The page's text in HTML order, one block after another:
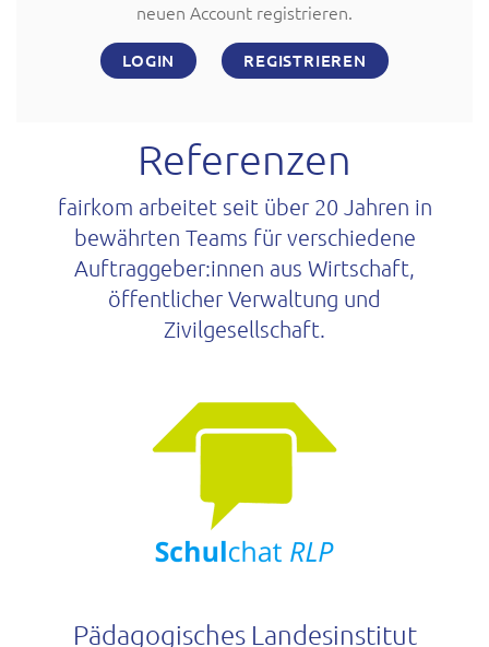
neuen Account registrieren.
LOGIN REGISTRIEREN
Referenzen
fairkom arbeitet seit über 20 Jahren in
bewährten Teams für verschiedene
Auftraggeber:innen aus Wirtschaft,
öffentlicher Verwaltung und
Zivilgesellschaft.
Pädagogisches Landesinstitut